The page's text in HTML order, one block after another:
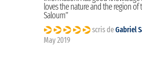
loves the nature and the region of
Saloum”
scris deGabriel
May 2019